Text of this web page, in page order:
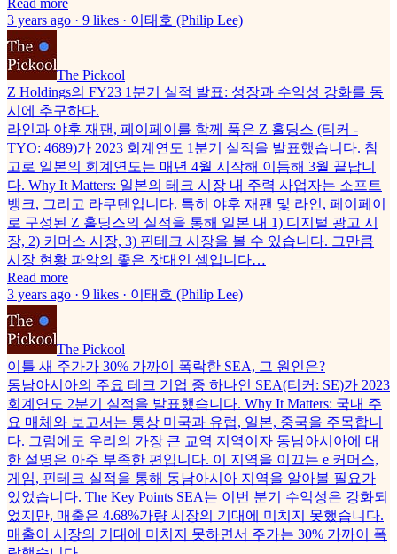
3 years ago · 9 likes · 이태호 (Philip Lee)
The Pickool
Z Holdings의 FY23 1분기 실적 발표: 성장과 수익성 강화를 동
시에 추구하다.
라인과 야후 재팬, 페이페이를 함께 품은 Z 홀딩스 (티커 -
TYO: 4689)가 2023 회계연도 1분기 실적을 발표했습니다. 참
고로 일본의 회계연도는 매년 4월 시작해 이듬해 3월 끝납니
다. Why It Matters: 일본의 테크 시장 내 주력 사업자는 소프트
뱅크, 그리고 라쿠텐입니다. 특히 야후 재팬 및 라인, 페이페이
로 구성된 Z 홀딩스의 실적을 통해 일본 내 1) 디지털 광고 시
장, 2) 커머스 시장, 3) 핀테크 시장을 볼 수 있습니다. 그만큼
시장 현황 파악의 좋은 잣대인 셈입니다…
Read more
3 years ago · 9 likes · 이태호 (Philip Lee)
The Pickool
이틀 새 주가가 30% 가까이 폭락한 SEA, 그 원인은?
동남아시아의 주요 테크 기업 중 하나인 SEA(티커: SE)가 2023
회계연도 2분기 실적을 발표했습니다. Why It Matters: 국내 주
요 매체와 보고서는 통상 미국과 유럽, 일본, 중국을 주목합니
다. 그럼에도 우리의 가장 큰 교역 지역이자 동남아시아에 대
한 설명은 아주 부족한 편입니다. 이 지역을 이끄는 e 커머스,
게임, 핀테크 실적을 통해 동남아시아 지역을 알아볼 필요가
있었습니다. The Key Points SEA는 이번 분기 수익성은 강화되
었지만, 매출은 4.68%가량 시장의 기대에 미치지 못했습니다.
매출이 시장의 기대에 미치지 못하면서 주가는 30% 가까이 폭